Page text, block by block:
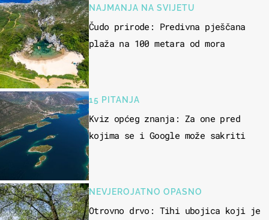
NAJMANJA NA SVIJETU
Čudo prirode: Predivna pješčana
plaža na 100 metara od mora
15 PITANJA
Kviz općeg znanja: Za one pred
kojima se i Google može sakriti
NEVJEROJATNO OPASNO
Otrovno drvo: Tihi ubojica koji je